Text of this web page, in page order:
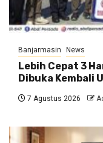
Banjarmasin News
Lebih Cepat 3
Dibuka Kembali
7 Agustus 2026